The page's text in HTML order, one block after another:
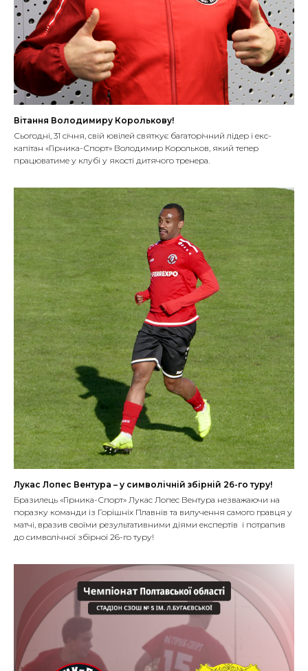
Вітання Володимиру Королькову!
Сьогодні, 31 січня, свій ювілей святкує багаторічний лідер і екс-
капітан «Гірника-Спорт» Володимир Корольков, який тепер
працюватиме у клубі у якості дитячого тренера.
Лукас Лопес Вентура – у символічній збірній 26-го туру!
Бразилець «Гірника-Спорт» Лукас Лопес Вентура незважаючи на
поразку команди із Горішніх Плавнів та вилучення самого гравця у
матчі, вразив своїми результативними діями експертів і потрапив
до символічної збірної 26-го туру!